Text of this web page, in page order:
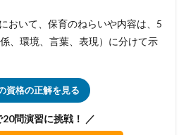
おいて、保育のねらいや内容は、5
、環境、言葉、表現）に分けて示
資格の正解を見る
20問演習に挑戦！ ／